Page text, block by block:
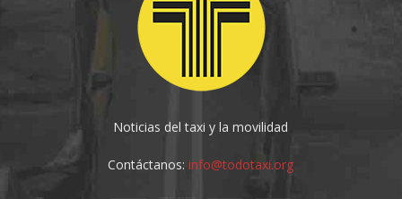
Noticias del taxi y la movilidad
Contáctanos:info@todotaxi.org